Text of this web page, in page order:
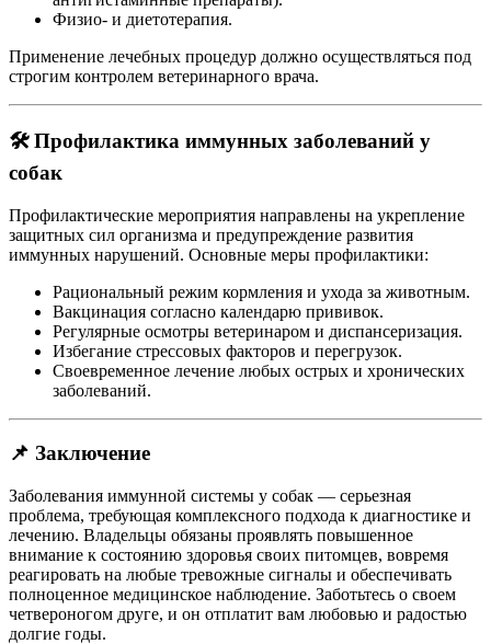
Физио- и диетотерапия.
Применение лечебных процедур должно осуществляться под
строгим контролем ветеринарного врача.
🛠️ Профилактика иммунных заболеваний у
собак
Профилактические мероприятия направлены на укрепление
защитных сил организма и предупреждение развития
иммунных нарушений. Основные меры профилактики:
Рациональный режим кормления и ухода за животным.
Вакцинация согласно календарю прививок.
Регулярные осмотры ветеринаром и диспансеризация.
Избегание стрессовых факторов и перегрузок.
Своевременное лечение любых острых и хронических
заболеваний.
📌 Заключение
Заболевания иммунной системы у собак — серьезная
проблема, требующая комплексного подхода к диагностике и
лечению. Владельцы обязаны проявлять повышенное
внимание к состоянию здоровья своих питомцев, вовремя
реагировать на любые тревожные сигналы и обеспечивать
полноценное медицинское наблюдение. Заботьтесь о своем
четвероногом друге, и он отплатит вам любовью и радостью
долгие годы.